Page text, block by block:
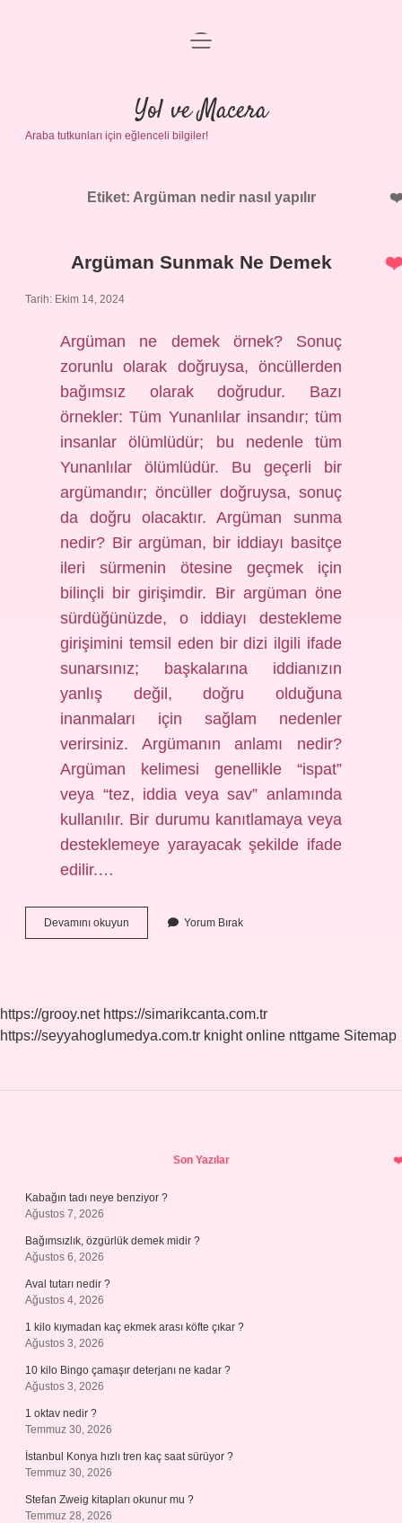
Anasayfa
Gizlilik Politikası
Yasal Uyarı
menüyü
Yol ve Macera
Araba tutkunları için eğlenceli bilgiler!
Etiket: Argüman nedir nasıl yapılır
Argüman Sunmak Ne Demek
Tarih: Ekim 14, 2024
Argüman ne demek örnek? Sonuç
zorunlu olarak doğruysa, öncüllerden
bağımsız olarak doğrudur. Bazı
örnekler: Tüm Yunanlılar insandır; tüm
insanlar ölümlüdür; bu nedenle tüm
Yunanlılar ölümlüdür. Bu geçerli bir
argümandır; öncüller doğruysa, sonuç
da doğru olacaktır. Argüman sunma
nedir? Bir argüman, bir iddiayı basitçe
ileri sürmenin ötesine geçmek için
bilinçli bir girişimdir. Bir argüman öne
sürdüğünüzde, o iddiayı destekleme
girişimini temsil eden bir dizi ilgili ifade
sunarsınız; başkalarına iddianızın
yanlış değil, doğru olduğuna
inanmaları için sağlam nedenler
verirsiniz. Argümanın anlamı nedir?
Argüman kelimesi genellikle “ispat”
veya “tez, iddia veya sav” anlamında
kullanılır. Bir durumu kanıtlamaya veya
desteklemeye yarayacak şekilde ifade
edilir.…
Devamını okuyun Argüman
Sunmak
Yorum Bırak
https://grooy.net https://simarikcanta.com.tr
https://seyyahoglumedya.com.tr knight online nttgame Sitemap
Son Yazılar
Kabağın tadı neye benziyor ?
Ağustos 7, 2026
Bağımsızlık, özgürlük demek midir ?
Ağustos 6, 2026
Aval tutarı nedir ?
Ağustos 4, 2026
1 kilo kıymadan kaç ekmek arası köfte çıkar ?
Ağustos 3, 2026
10 kilo Bingo çamaşır deterjanı ne kadar ?
Ağustos 3, 2026
1 oktav nedir ?
Temmuz 30, 2026
İstanbul Konya hızlı tren kaç saat sürüyor ?
Temmuz 30, 2026
Stefan Zweig kitapları okunur mu ?
Temmuz 28, 2026